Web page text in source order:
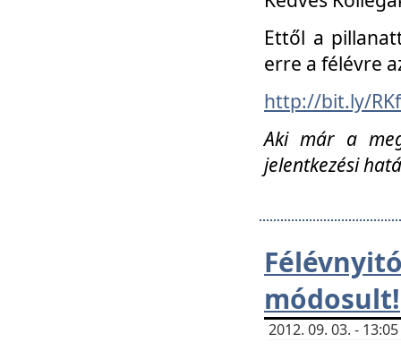
Ettől a
erre a félévre
http://bit.ly/
Aki már a
jelentkezési
módosult!
2012. 09. 03. -